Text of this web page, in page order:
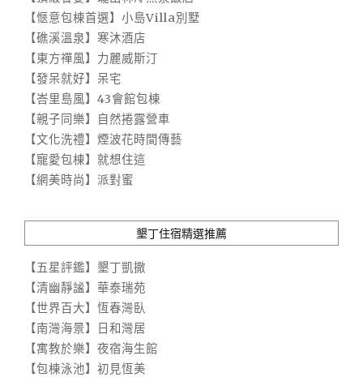
【愜意包棟首選】小島Villa別墅
【礁溪溫泉】寒沐酒店
【東方禪風】力麗威斯汀
【發呆就好】呆宅
【峇里島風】43會館包棟
【親子同樂】自然捲露營車
【文化洗禮】煙波花時間傳藝
【寵愛包棟】就想住這
【網美時尚】派對蜜
墾丁住宿精選推薦
【五星評鑑】墾丁凱撒
【清幽靜謐】華泰瑞苑
【世界百大】恆春灣臥
【南灣海景】日和灣居
【寓教於樂】夜宿海生館
【包棟泳池】初見恆美